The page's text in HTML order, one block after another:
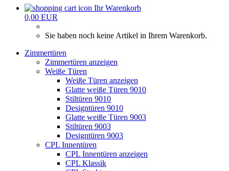
Ihr Warenkorb
0,00 EUR
Sie haben noch keine Artikel in Ihrem Warenkorb.
Zimmertüren
Zimmertüren anzeigen
Weiße Türen
Weiße Türen anzeigen
Glatte weiße Türen 9010
Stiltüren 9010
Designtüren 9010
Glatte weiße Türen 9003
Stiltüren 9003
Designtüren 9003
CPL Innentüren
CPL Innentüren anzeigen
CPL Klassik